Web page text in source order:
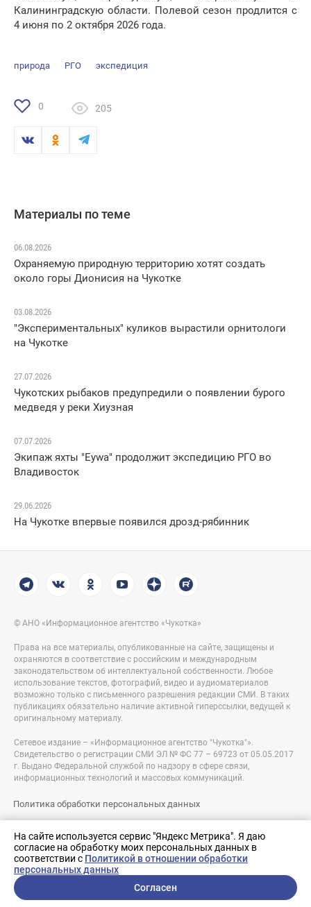
На сайте используется сервис "Яндекс Метрика". Я даю
согласие на обработку моих персональных данных в
соответствии с Политикой в отношении обработки
персональных данных
Согласен
Калининградскую области. Полевой сезон продлится с
4 июня по 2 октября 2026 года.
природа РГО экспедиция
0 205
Материалы по теме
06.08.2026
Охраняемую природную территорию хотят создать
около горы Дионисия на Чукотке
03.08.2026
"Экспериментальных" куликов вырастили орнитологи
на Чукотке
27.07.2026
Чукотских рыбаков предупредили о появлении бурого
медведя у реки Хиузная
07.07.2026
Экипаж яхты "Eywa" продолжит экспедицию РГО во
Владивосток
29.06.2026
На Чукотке впервые появился дрозд-рябинник
© АНО «Информационное агентство «Чукотка»
Права на все материалы, опубликованные на сайте, защищены и
охраняются в соответствие с российским и международным
законодательством об интеллектуальной собственности. Любое
использование текстов, фотографий, видео и аудиоматериалов
возможно только с письменного разрешения редакции СМИ. В таких
публикациях обязательно наличие активной гиперссылки, ведущей к
оригинальному материалу.
Сетевое издание – «Информационное агентство "Чукотка"».
Свидетельство о регистрации СМИ ЭЛ № ФС 77 – 69723 от 05.05.2017
г. Выдано Федеральной службой по надзору в сфере связи,
информационных технологий и массовых коммуникаций.
Политика обработки персональных данных
Разработка сайта:
nologostudio.ru